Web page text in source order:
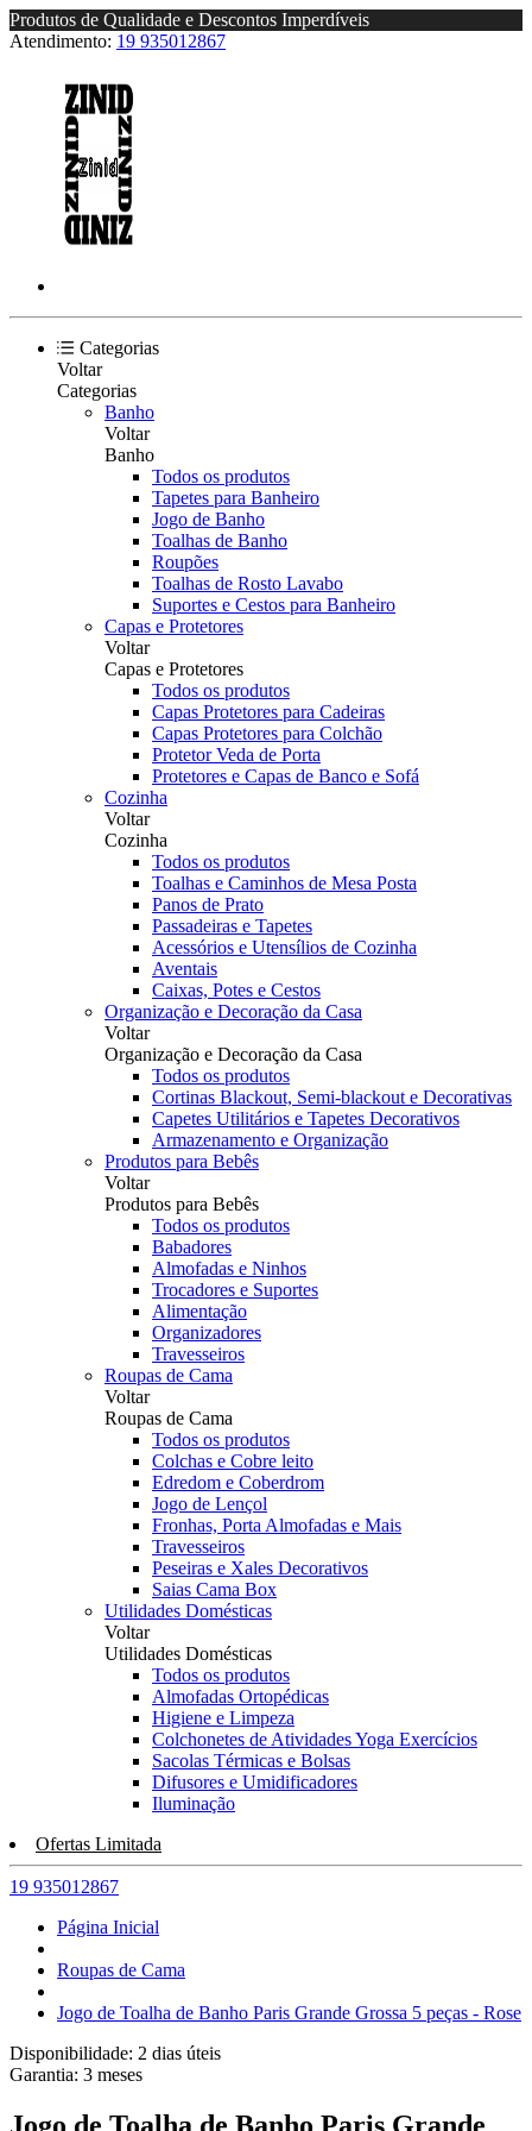
Produtos de Qualidade e Descontos Imperdíveis
Atendimento: 19 935012867
Categorias
Voltar
Categorias
Banho
Voltar
Banho
Todos os produtos
Tapetes para Banheiro
Jogo de Banho
Toalhas de Banho
Roupões
Toalhas de Rosto Lavabo
Suportes e Cestos para Banheiro
Capas e Protetores
Voltar
Capas e Protetores
Todos os produtos
Capas Protetores para Cadeiras
Capas Protetores para Colchão
Protetor Veda de Porta
Protetores e Capas de Banco e Sofá
Cozinha
Voltar
Cozinha
Todos os produtos
Toalhas e Caminhos de Mesa Posta
Panos de Prato
Passadeiras e Tapetes
Acessórios e Utensílios de Cozinha
Aventais
Caixas, Potes e Cestos
Organização e Decoração da Casa
Voltar
Organização e Decoração da Casa
Todos os produtos
Cortinas Blackout, Semi-blackout e Decorativas
Capetes Utilitários e Tapetes Decorativos
Armazenamento e Organização
Produtos para Bebês
Voltar
Produtos para Bebês
Todos os produtos
Babadores
Almofadas e Ninhos
Trocadores e Suportes
Alimentação
Organizadores
Travesseiros
Roupas de Cama
Voltar
Roupas de Cama
Todos os produtos
Colchas e Cobre leito
Edredom e Coberdrom
Jogo de Lençol
Fronhas, Porta Almofadas e Mais
Travesseiros
Peseiras e Xales Decorativos
Saias Cama Box
Utilidades Domésticas
Voltar
Utilidades Domésticas
Todos os produtos
Almofadas Ortopédicas
Higiene e Limpeza
Colchonetes de Atividades Yoga Exercícios
Sacolas Térmicas e Bolsas
Difusores e Umidificadores
Iluminação
Ofertas Limitada
19 935012867
Página Inicial
Roupas de Cama
Jogo de Toalha de Banho Paris Grande Grossa 5 peças - Rose
Disponibilidade: 2 dias úteis
Garantia: 3 meses